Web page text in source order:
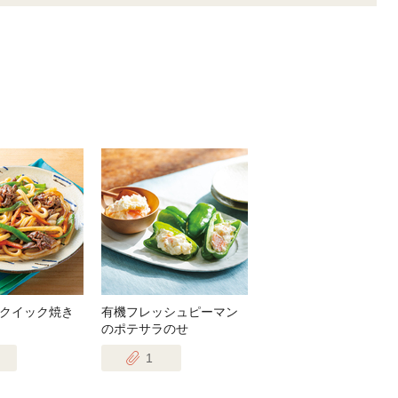
イック焼き
有機フレッシュピーマン
のポテサラのせ
1